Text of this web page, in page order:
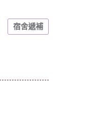
宿舍遞補